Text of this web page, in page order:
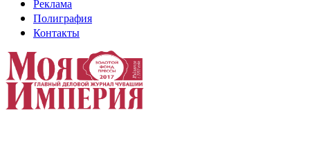
Реклама
Полиграфия
Контакты